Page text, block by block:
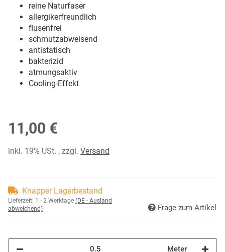
reine Naturfaser
allergikerfreundlich
flusenfrei
schmutzabweisend
antistatisch
bakterizid
atmungsaktiv
Cooling-Effekt
11,00 €
inkl. 19% USt. , zzgl. Versand
Knapper Lagerbestand
Lieferzeit: 1 - 2 Werktage (DE - Ausland
abweichend)
Frage zum Artikel
Meter